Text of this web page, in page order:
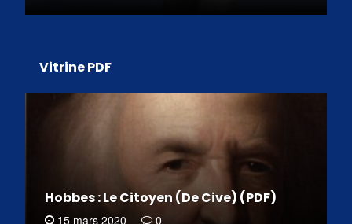
Vitrine PDF
Hobbes : Le Citoyen (De Cive) (PDF)
15 mars 2020 0